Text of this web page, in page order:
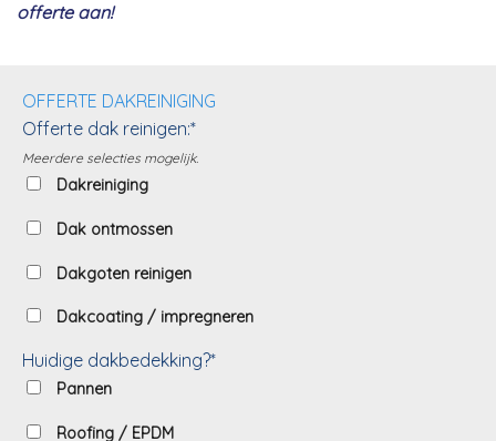
offerte aan!
OFFERTE DAKREINIGING
Offerte dak reinigen:*
Meerdere selecties mogelijk.
Dakreiniging
Dak ontmossen
Dakgoten reinigen
Dakcoating / impregneren
Huidige dakbedekking?*
Pannen
Roofing / EPDM